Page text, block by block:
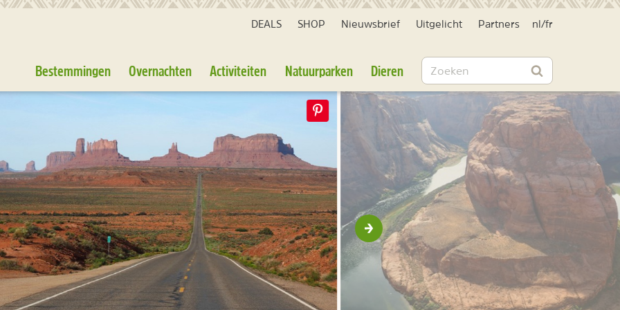
DEALS SHOP Nieuwsbrief Uitgelicht Partners nl /fr
Bestemmingen Overnachten Activiteiten Natuurparken Dieren Zoeken
Zoeken
Volgende